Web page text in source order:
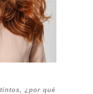
¿por qué